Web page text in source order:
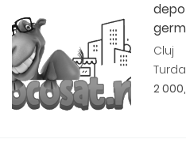
Cluj
Turda
2